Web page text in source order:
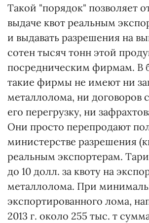
Такой "порядок" позволяет
выдаче квот реальным
и выдавать разрешения на
сотен тысяч тонн этой
посредническим фирмам. В
такие фирмы не имеют ни
металлолома, ни договоров
его перегрузку, ни
Они просто перепродают
министерстве разрешения
реальным экспортерам.
до 10 долл. за квоту на
металлолома. При
экспортированного лома,
2013 г. около 255 тыс. т